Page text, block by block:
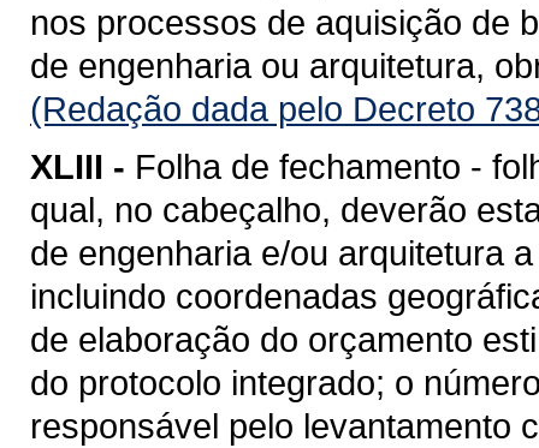
nos processos de aquisição de
de engenharia ou arquitetura,
(Redação dada pelo Decreto
XLIII - Folha de fechamento -
qual, no cabeçalho, deverão
de engenharia e/ou arquitetura
incluindo coordenadas
de elaboração do orçamento
do protocolo integrado; o
responsável pelo levantamento